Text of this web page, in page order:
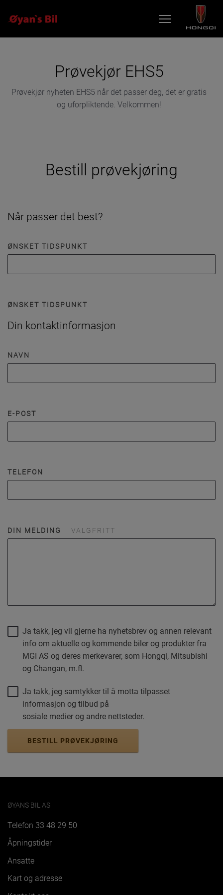
VERKSTED
Prøvekjør EHS5
Prøvekjør nyheten EHS5 når det passer deg, det er gratis
og uforpliktende. Velkommen!
Bestill prøvekjøring
Når passer det best?
ØNSKET TIDSPUNKT
ØNSKET TIDSPUNKT
Din kontaktinformasjon
NAVN
E-POST
TELEFON
DIN MELDING VALGFRITT
Ja takk, jeg vil gjerne ha nyhetsbrev og annen relevant
info om aktuelle og kommende biler og produkter fra
MGI AS og deres merkevarer, som Hongqi, Mitsubishi
og Changan, m.fl.
Ja takk, jeg samtykker til å motta tilpasset
informasjon og tilbud på
sosiale medier og andre nettsteder.
BESTILL PRØVEKJØRING
ØYANS BIL AS
Telefon 33 48 29 50
Åpningstider
Ansatte
Kart og adresse